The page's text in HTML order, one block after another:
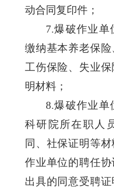
动合同复印件；
7.爆破作业单
缴纳基本养老保险
工伤保险、失业
明材料；
8.爆破作业单
科研院所在职人
同、社保证明等
作业单位的聘任
出具的同意受聘